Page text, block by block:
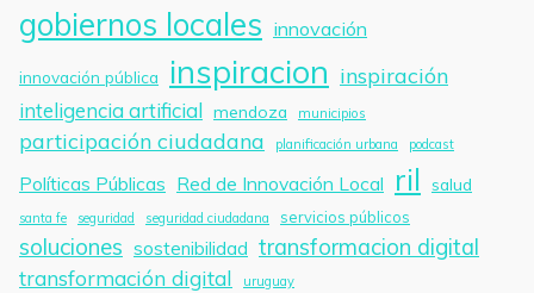
gobiernos locales innovación
innovación pública inspiracion inspiración
inteligencia artificial mendoza municipios
participación ciudadana planificación urbana podcast
Políticas Públicas Red de Innovación Local ril salud
santa fe seguridad seguridad ciudadana servicios públicos
soluciones sostenibilidad transformacion digital
transformación digital uruguay